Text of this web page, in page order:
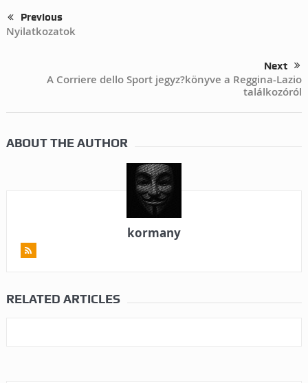
Previous
Nyilatkozatok
Next
A Corriere dello Sport jegyz?könyve a Reggina-Lazio
találkozóról
ABOUT THE AUTHOR
kormany
RELATED ARTICLES